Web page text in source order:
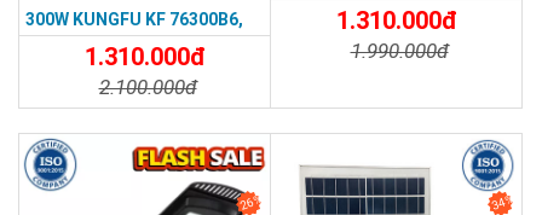
300W KUNGFU KF 76300B6,
IP68, Bảng Giá 2026
1.310.000đ
2.100.000đ
Năng Lượng Mặt Trời 500W,IP
67 Loại Lớn
1.310.000đ
1.990.000đ
26% 34%